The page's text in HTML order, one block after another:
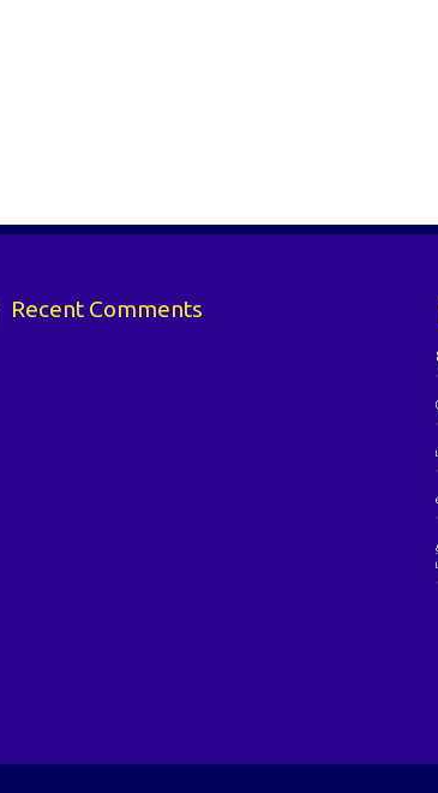
Recent Comments